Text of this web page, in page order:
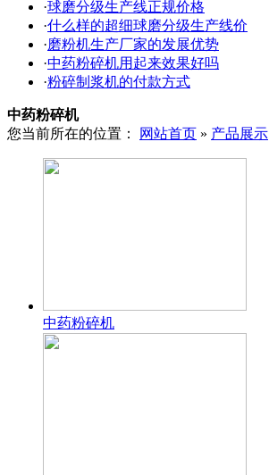
·球磨分级生产线正规价格
·什么样的超细球磨分级生产线价
·磨粉机生产厂家的发展优势
·中药粉碎机用起来效果好吗
·粉碎制浆机的付款方式
中药粉碎机
您当前所在的位置：
网站首页 » 产品展示
中药粉碎机